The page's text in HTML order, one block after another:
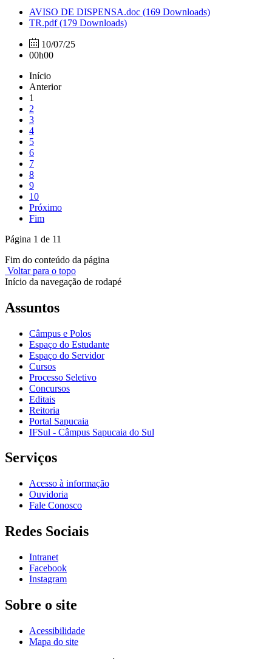
AVISO DE DISPENSA.doc (169 Downloads)
TR.pdf(179 Downloads)
10/07/25
00h00
Início
Anterior
1
2
3
4
5
6
7
8
9
10
Próximo
Fim
Página 1 de 11
Fim do conteúdo da página
Voltar para o topo
Início da navegação de rodapé
Assuntos
Câmpus e Polos
Espaço do Estudante
Espaço do Servidor
Cursos
Processo Seletivo
Concursos
Editais
Reitoria
Portal Sapucaia
IFSul - Câmpus Sapucaia do Sul
Serviços
Acesso à informação
Ouvidoria
Fale Conosco
Redes Sociais
Intranet
Facebook
Instagram
Sobre o site
Acessibilidade
Mapa do site